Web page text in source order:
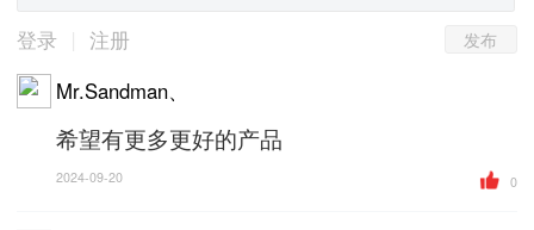
登录 注册 发布
Mr.Sandman、
希望有更多更好的产品
2024-09-20 0